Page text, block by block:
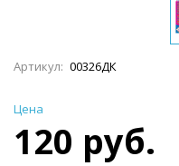
Артикул: 00326ДК
Цена
120 руб.